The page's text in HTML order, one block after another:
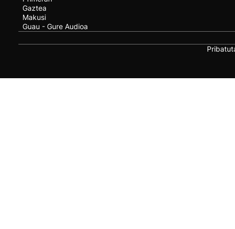
Gaztea
Makusi
Guau - Gure Audioa